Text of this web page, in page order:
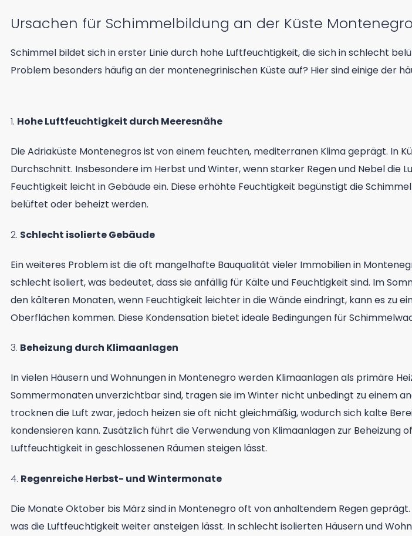
Ursachen für Schimmelbildung an der Küste
Schimmel bildet sich in erster Linie durch hohe Luftfeuchtigkeit, die sich in schlecht
Problem besonders häufig an der montenegrinischen Küste auf? Hier sind einige der
1. Hohe Luftfeuchtigkeit durch Meeresnähe
Die Adriaküste Montenegros ist von einem feuchten, mediterranen Klima geprägt. In
Durchschnitt. Insbesondere im Herbst und Winter, wenn starker Regen und Nebel die
Feuchtigkeit leicht in Gebäude ein. Diese erhöhte Feuchtigkeit begünstigt die
belüftet oder beheizt werden.
2. Schlecht isolierte Gebäude
Ein weiteres Problem ist die oft mangelhafte Bauqualität vieler Immobilien in
schlecht isoliert, was bedeutet, dass sie anfällig für Kälte und Feuchtigkeit sind. Im
den kälteren Monaten, wenn Feuchtigkeit leichter in die Wände eindringt, kann es zu
Oberflächen kommen. Diese Kondensation bietet ideale Bedingungen für
3. Beheizung durch Klimaanlagen
In vielen Häusern und Wohnungen in Montenegro werden Klimaanlagen als primäre
Sommermonaten unverzichtbar sind, tragen sie im Winter nicht unbedingt zu einem
trocknen die Luft zwar, jedoch heizen sie oft nicht gleichmäßig, wodurch sich kalte
kondensieren kann. Zusätzlich führt die Verwendung von Klimaanlagen zur Beheizung
Luftfeuchtigkeit in geschlossenen Räumen steigen lässt.
4. Regenreiche Herbst- und Wintermonate
Die Monate Oktober bis März sind in Montenegro oft von anhaltendem Regen
was die Luftfeuchtigkeit weiter ansteigen lässt. In schlecht isolierten Häusern und